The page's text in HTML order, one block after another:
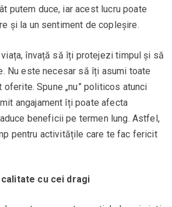
putem duce, iar acest lucru poate
și la un sentiment de copleșire.
învață să îți protejezi timpul și să
Nu este necesar să îți asumi toate
Spune „nu” politicos atunci
angajament îți poate afecta
beneficii pe termen lung. Astfel,
pentru activitățile care te fac fericit
cu cei dragi